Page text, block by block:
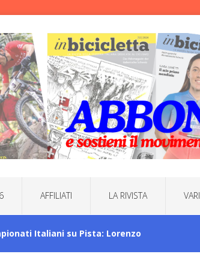
AFFILIATI LA RIVISTA
Italiani su Pista: Lorenzo